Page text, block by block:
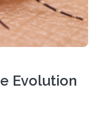
Evolution